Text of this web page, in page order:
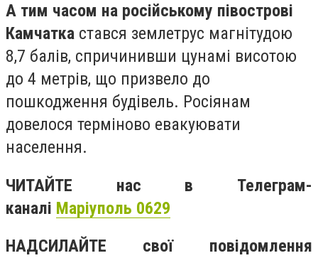
А тим часом на російському півострові
Камчатка стався землетрус магнітудою
8,7 балів, спричинивши цунамі висотою
до 4 метрів, що призвело до
пошкодження будівель. Росіянам
довелося терміново евакуювати
населення.
ЧИТАЙТЕ нас в Телеграм-
каналі Маріуполь 0629
НАДСИЛАЙТЕ свої повідомлення